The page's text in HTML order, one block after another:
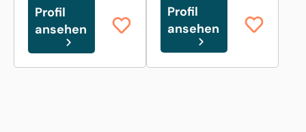
Profil
ansehen
Profil
ansehen